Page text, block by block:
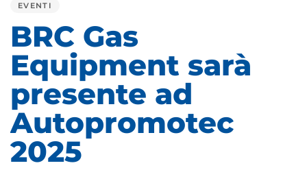
EVENTI
BRC Gas
Equipment sarà
presente ad
Autopromotec
2025